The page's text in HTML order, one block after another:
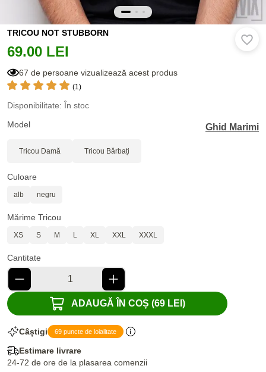
TRICOU NOT STUBBORN
69.00 LEI
67 de persoane vizualizează acest produs
(1)
Disponibilitate: În stoc
Model
Ghid Marimi
Tricou Damă Tricou Bărbați
Culoare
alb negru
Mărime Tricou
XS S M L XL XXL XXXL
Cantitate
ADAUGĂ ÎN COȘ (69 LEI)
Câștigi 69 puncte de loialitate
Estimare livrare
24-72 de ore de la plasarea comenzii